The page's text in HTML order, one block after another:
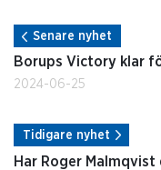
Senare nyhet
Borups Victory klar
2024-06-25
Tidigare nyhet
Har Roger